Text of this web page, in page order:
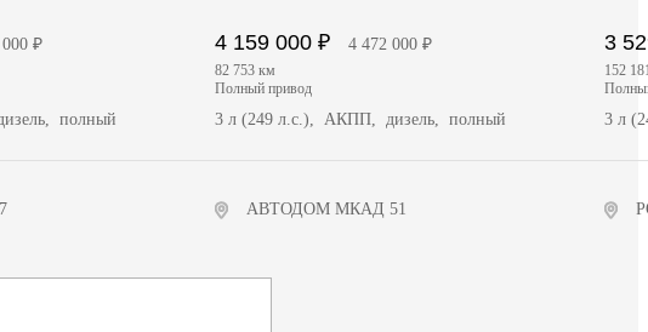
₽
полный
4 159 000 ₽ 4 472 000 ₽
82 753 км
полный привод
3 л (249 л.с.), АКПП, дизель, полный
АВТОДОМ МКАД 51
3
152
3 л